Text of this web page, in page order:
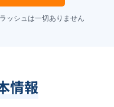
ッシュは一切ありません
情報